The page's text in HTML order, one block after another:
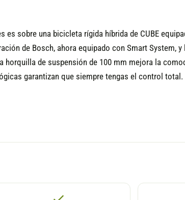
sobre una bicicleta rígida híbrida de CUBE
de Bosch, ahora equipado con Smart System,
horquilla de suspensión de 100 mm mejora la
garantizan que siempre tengas el control